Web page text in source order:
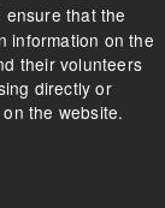
that the
information on the
their volunteers
directly or
the website.